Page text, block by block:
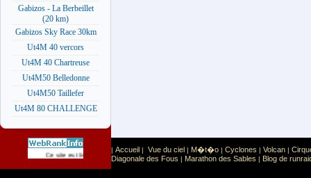
Gabizos - La Berbeillet
(20 km)
Gabizos Sky Race 30km
Ut4M 40 vercors
Ut4M 40 Chartreuse
Ut4M50 Belledonne
Ut4M50 Taillefer
Ut4M 80 CHALLENGE
Ce site est list� dans la cat�gorie Sport Sports extr�mes
| Accueil | Vue du ciel | M�t�o | Cyclones | Volcan |
Diagonale des Fous | Marathon des Sables | Blog de